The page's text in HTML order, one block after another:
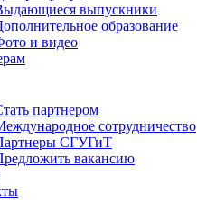
выпускники
образование
и видео
партнером
сотрудничество
СГУГиТ
вакансию